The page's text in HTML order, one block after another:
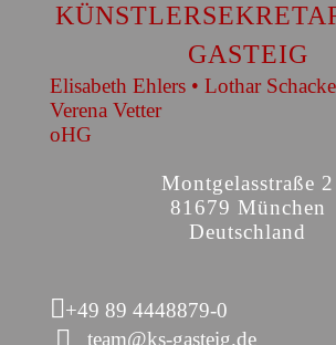
GASTEIG
Elisabeth Ehlers • Lothar
Verena Vetter
oHG
Montgelasstraße 2
81679 München
Deutschland
+49 89 4448879-0
team@ks-gasteig.de